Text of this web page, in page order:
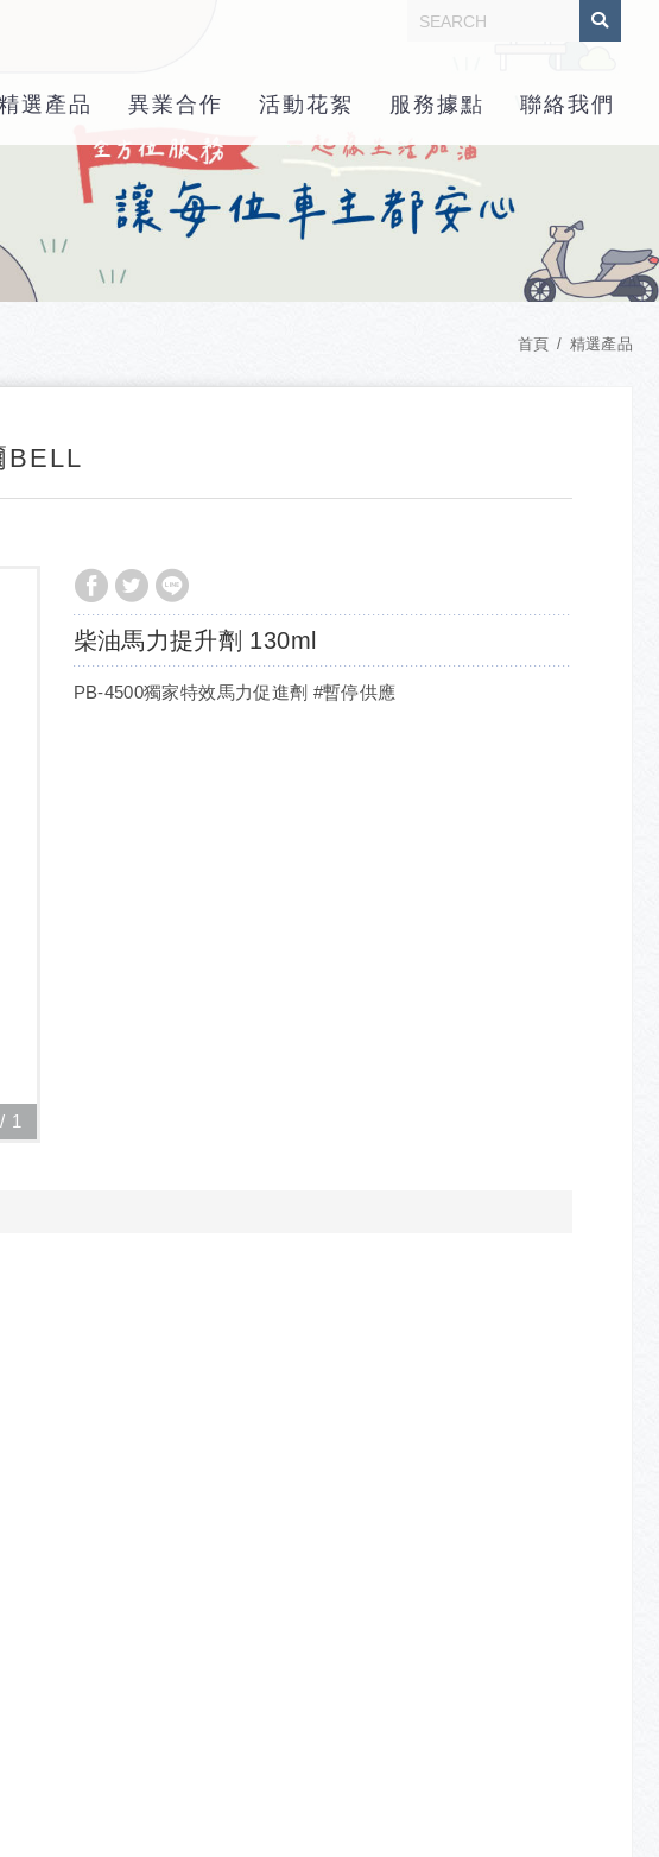
選產品 異業合作 活動花絮 服務據點 聯絡我們
首頁 精選產品
BELL
柴油馬力提升劑 130ml
PB-4500獨家特效馬力促進劑 #暫停供應
/ 1